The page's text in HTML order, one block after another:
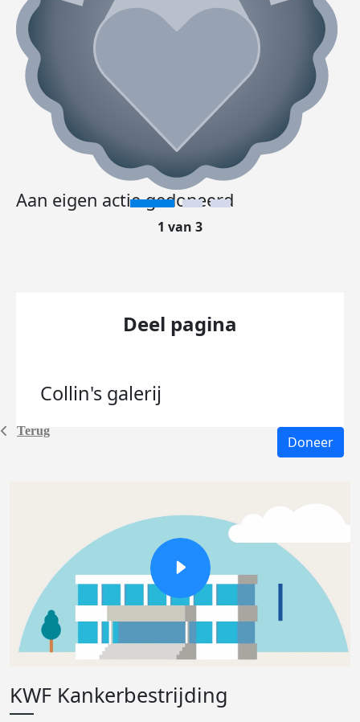
Terug
Aan eigen actie gedoneerd
1 van 3
Deel pagina
Collin's galerij
Doneer
KWF Kankerbestrijding